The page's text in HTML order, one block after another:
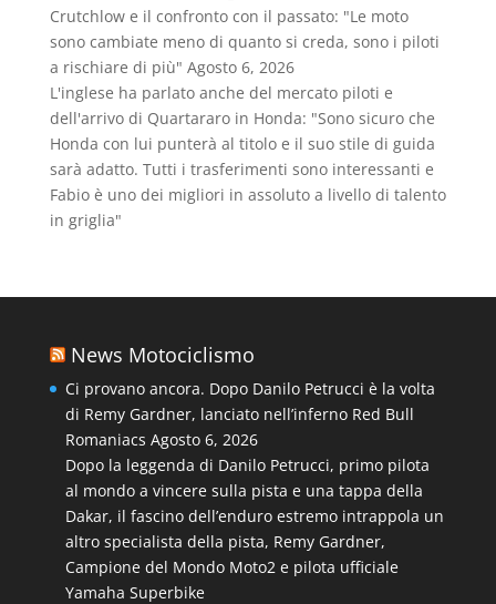
Crutchlow e il confronto con il passato: "Le moto
sono cambiate meno di quanto si creda, sono i piloti
a rischiare di più" Agosto 6, 2026
L'inglese ha parlato anche del mercato piloti e
dell'arrivo di Quartararo in Honda: "Sono sicuro che
Honda con lui punterà al titolo e il suo stile di guida
sarà adatto. Tutti i trasferimenti sono interessanti e
Fabio è uno dei migliori in assoluto a livello di talento
in griglia"
News Motociclismo
Ci provano ancora. Dopo Danilo Petrucci è la volta
di Remy Gardner, lanciato nell’inferno Red Bull
Romaniacs Agosto 6, 2026
Dopo la leggenda di Danilo Petrucci, primo pilota
al mondo a vincere sulla pista e una tappa della
Dakar, il fascino dell’enduro estremo intrappola un
altro specialista della pista, Remy Gardner,
Campione del Mondo Moto2 e pilota ufficiale
Yamaha Superbike